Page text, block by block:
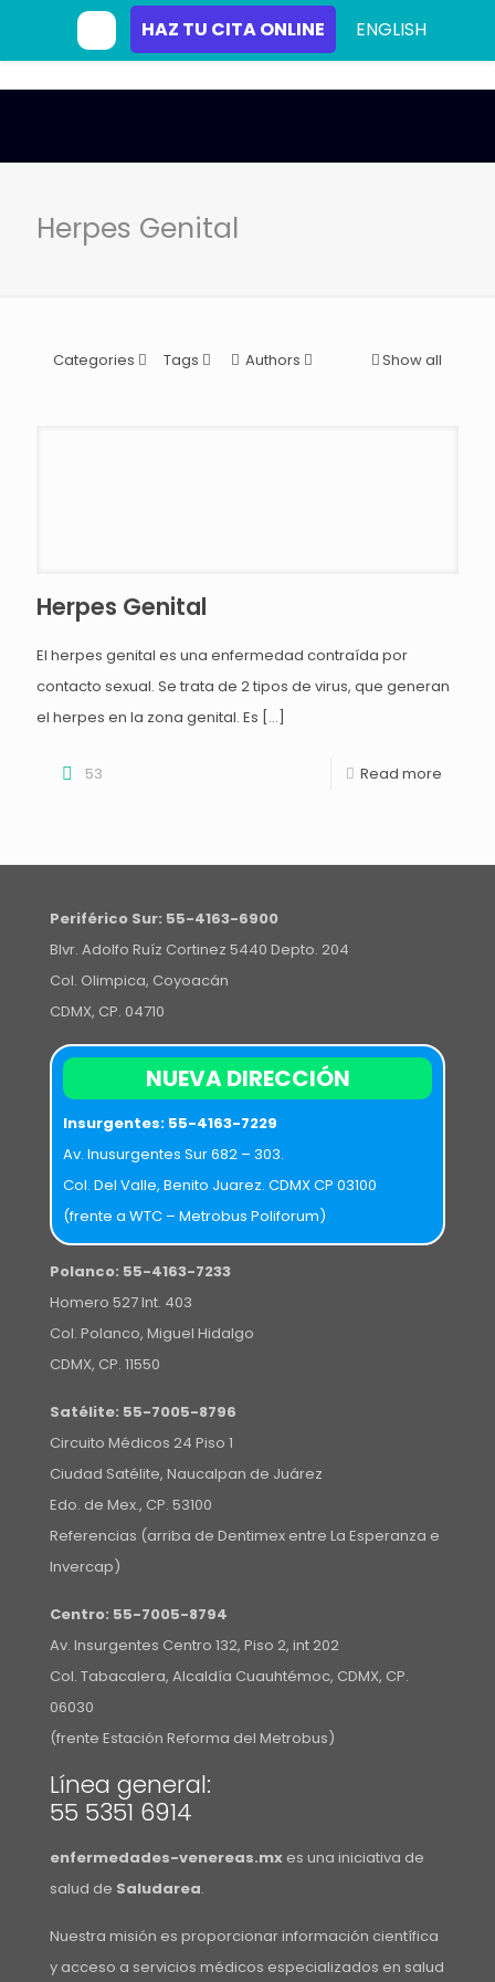
Herpes Genital
Categories Tags Authors Show all
Herpes Genital
El herpes genital es una enfermedad contraída por
contacto sexual. Se trata de 2 tipos de virus, que generan
el herpes en la zona genital. Es […]
53 Read more
Periférico Sur: 55-4163-6900
Blvr. Adolfo Ruíz Cortinez 5440 Depto. 204
Col. Olimpica, Coyoacán
CDMX, CP. 04710
NUEVA DIRECCIÓN
Insurgentes: 55-4163-7229
Av. Inusurgentes Sur 682 – 303.
Col. Del Valle, Benito Juarez. CDMX CP 03100
(frente a WTC – Metrobus Poliforum)
Polanco: 55-4163-7233
Homero 527 Int. 403
Col. Polanco, Miguel Hidalgo
CDMX, CP. 11550
Satélite: 55-7005-8796
Circuito Médicos 24 Piso 1
Ciudad Satélite, Naucalpan de Juárez
Edo. de Mex., CP. 53100
Referencias (arriba de Dentimex entre La Esperanza e
Invercap)
Centro: 55-7005-8794
Av. Insurgentes Centro 132, Piso 2, int 202
Col. Tabacalera, Alcaldía Cuauhtémoc, CDMX, CP.
06030
(frente Estación Reforma del Metrobus)
Línea general:
55 5351 6914
enfermedades-venereas.mx es una iniciativa de
salud de Saludarea.
Nuestra misión es proporcionar información científica
y acceso a servicios médicos especializados en salud
HAZ TU CITA ONLINE ENGLISH